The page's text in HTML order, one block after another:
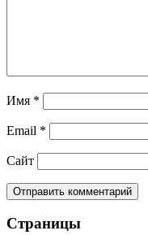
Имя *
Email *
Сайт
Страницы